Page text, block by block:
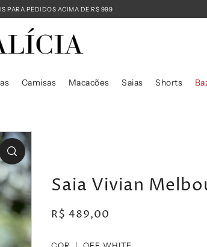
PARA PEDIDOS ACIMA DE R$ 999
Camisas Macacões Saias Shorts
Saia Vivian
R$ 489,00